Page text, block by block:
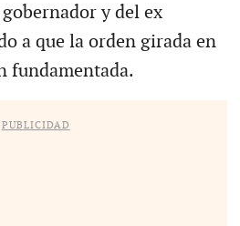
y del ex
a que la orden girada en
fundamentada.
PUBLICIDAD